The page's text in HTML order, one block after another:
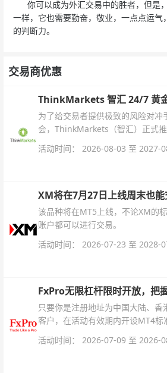
你可以成为外汇交易中的胜者，但是
一样，它也需要勤奋，敬业，一点点运气
的判断力。
交易商优惠
ThinkMarkets 智汇 24/7 黄
为了给交易者提供极致的风险对冲
会，ThinkMarkets（智汇）正式
银交易！本文将为您详细拆解本次
杆配置、支持软件及交易细则。
活动时间： 2026-08-03 至 2027-
XM将在7月27日上线周末也
该品种将在MT5上线，不论XM的
账户都可以进行交易。
活动时间： 2026-07-23 至 2028-
FxPro无限杠杆限时开放，把
只要你是注册地址为中国大陆、香
客户，在活动有效期内开设MT4标
解锁无限倍杠杆福利，无需额外复
活动时间： 2026-07-09 至 2026-